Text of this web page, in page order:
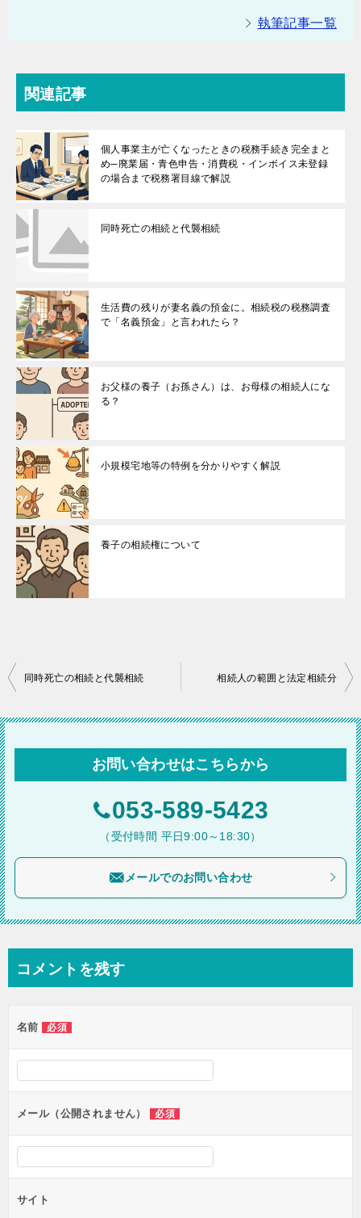
執筆記事一覧
関連記事
個人事業主が亡くなったときの税務手続き完全まと
め─廃業届・青色申告・消費税・インボイス未登録
の場合まで税務署目線で解説
同時死亡の相続と代襲相続
生活費の残りが妻名義の預金に。相続税の税務調査
で「名義預金」と言われたら？
お父様の養子（お孫さん）は、お母様の相続人にな
る？
小規模宅地等の特例を分かりやすく解説
養子の相続権について
投
ナ
ビ
ゲ
ョ
同時死亡の相続と代襲相続 相続人の範囲と法定相続分
お問い合わせはこちらから
053-589-5423
（受付時間 平日9:00～18:30）
メールでのお問い合わせ
コメントを残す
名前 必須
メール（公開されません） 必須
サイト